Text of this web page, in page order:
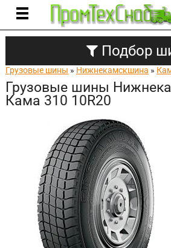
Подбор
Грузовые шины » Нижнекамскшина »
Грузовые шины
Кама 310 10R20